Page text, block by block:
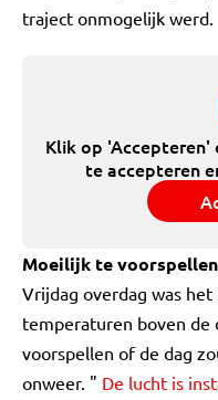
traject onmogelijk werd.
Klik op 'Accepteren'
te accepteren
Moeilijk te voorspellen
Vrijdag overdag was
temperaturen boven de
voorspellen of de dag
onweer. " De lucht is